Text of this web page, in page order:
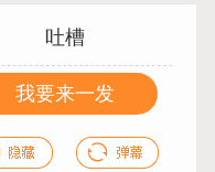
吐槽
我要来一发